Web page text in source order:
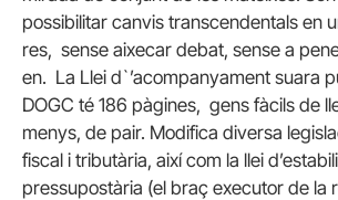
possibilitar canvis transcendentals en
res, sense aixecar debat, sense a
en. La Llei d`’acompanyament suara
DOGC té 186 pàgines, gens fàcils de
menys, de pair. Modifica diversa
fiscal i tributària, així com la llei
pressupostària (el braç executor de la